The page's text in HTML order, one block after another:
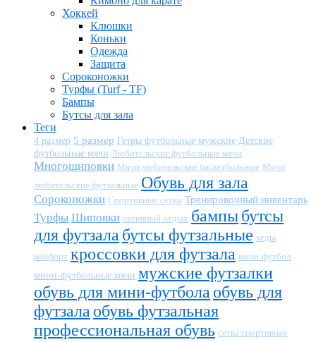
Хоккей
Клюшки
Коньки
Одежда
Защита
Сороконожки
Турфы (Turf - TF)
Бампы
Бутсы для зала
Теги
4 размер 5 размер Гетры футбольные мужские Детские
футбольные мячи Любительские футбольные мячи
Многошиповки Мячи любительские баскетбольные Мячи
любительские футзальные Обувь для зала
Сороконожки Спортивные сетки Тренировочный инвентарь
Турфы Шиповки активный отдых бампыбутсы
для футзала бутсы футзальные кеды
комфорт кроссовки для футзала мини-футбол
мини-футбольные мячи мужские футзалки
обувь для мини-футбола обувь для
футзала обувь футзальная
профессиональная обувь сетка спортивная